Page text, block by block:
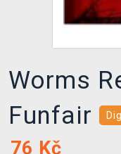
Worms
Funfair
76 Kč